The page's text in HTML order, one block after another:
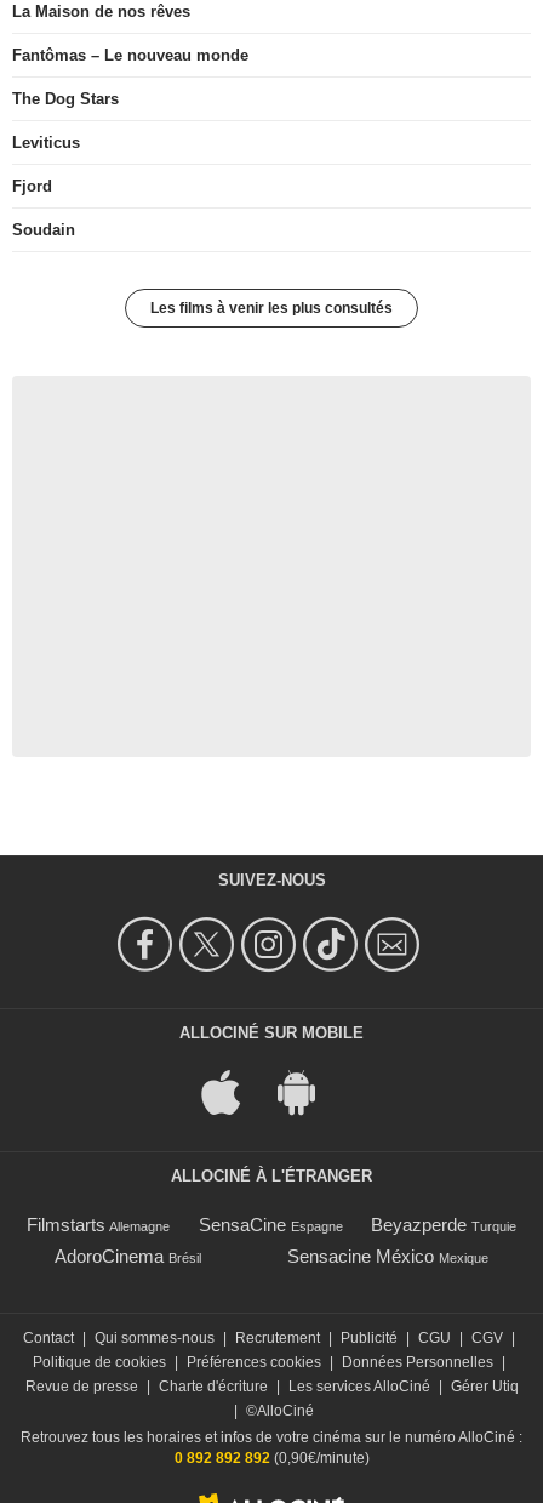
La Maison de nos rêves
Fantômas – Le nouveau monde
The Dog Stars
Leviticus
Fjord
Soudain
Les films à venir les plus consultés
SUIVEZ-NOUS
ALLOCINÉ SUR MOBILE
ALLOCINÉ À L'ÉTRANGER
Filmstarts Allemagne SensaCine Espagne Beyazperde Turquie
AdoroCinema Brésil Sensacine México Mexique
Contact | Qui sommes-nous | Recrutement | Publicité | CGU | CGV |
Politique de cookies | Préférences cookies | Données Personnelles |
Revue de presse
| Charte d'écriture | Les services AlloCiné | Gérer Utiq
| ©AlloCiné
Retrouvez tous les horaires et infos de votre cinéma sur le numéro AlloCiné :
0 892 892 892(0,90€/minute)